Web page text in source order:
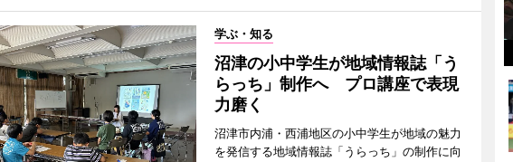
学ぶ・知る
沼津の小中学生が地域情報誌「う
らっち」制作へ プロ講座で表現
力磨く
沼津市内浦・西浦地区の小中学生が地域の魅力
を発信する地域情報誌「うらっち」の制作に向